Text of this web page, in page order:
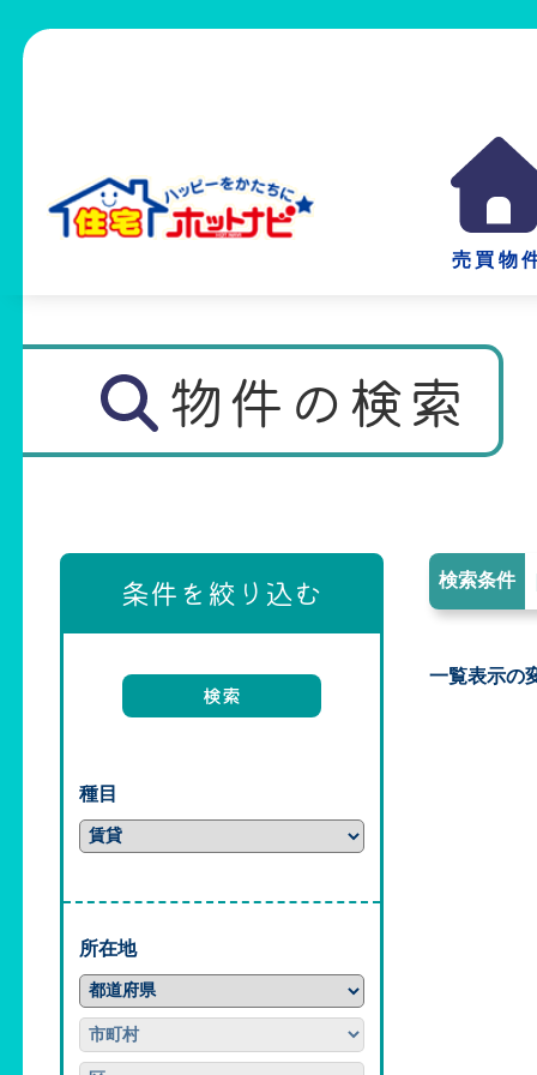
売買物
物件の検索
条件を絞り込む
種目
所在地
検索条件
一覧表示の